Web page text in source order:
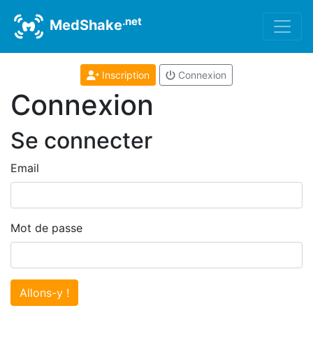
MedShake.net
Inscription Connexion
Connexion
Se connecter
Email
Mot de passe
Allons-y !